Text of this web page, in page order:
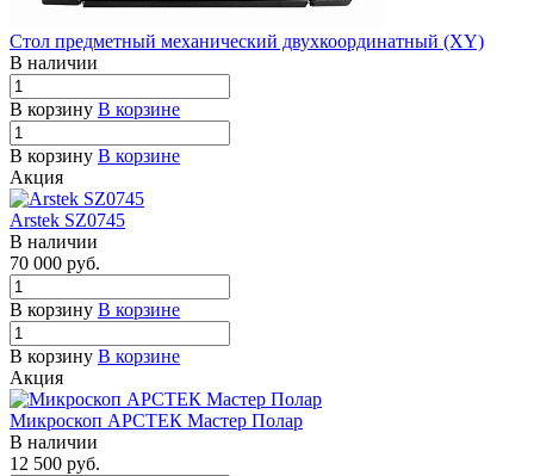
Стол предметный механический двухкоординатный (XY)
В наличии
В корзину В корзине
В корзину В корзине
Акция
Arstek SZ0745
В наличии
70 000 руб.
В корзину В корзине
В корзину В корзине
Акция
Микроскоп АРСТЕК Мастер Полар
В наличии
12 500 руб.